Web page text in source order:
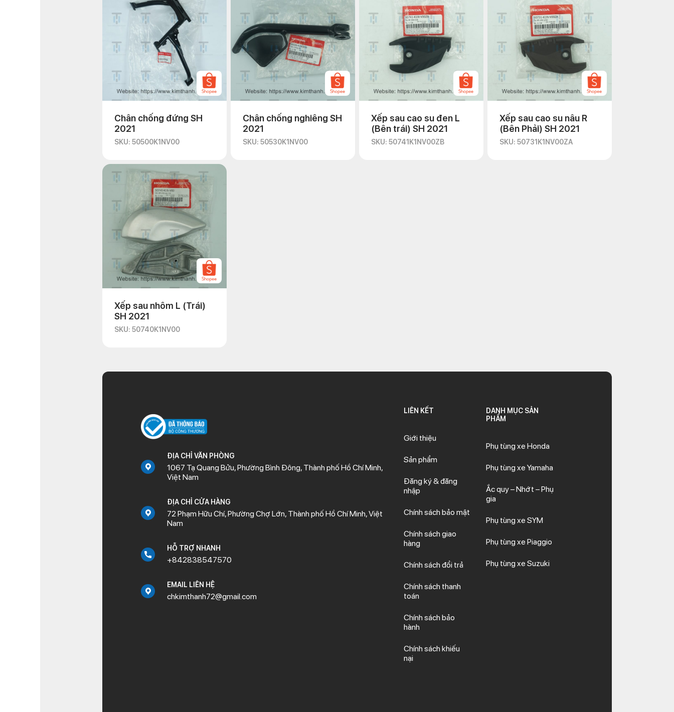
Chân chống đứng SH
2021
SKU: 50500K1NV00
Chân chống nghiêng SH
2021
SKU: 50530K1NV00
Xếp sau cao su đen L
(Bên trái) SH 2021
SKU: 50741K1NV00ZB
Xếp sau cao su nâu R
(Bên Phải) SH 2021
SKU: 50731K1NV00ZA
Xếp sau nhôm L (Trái)
SH 2021
SKU: 50740K1NV00
ĐỊA CHỈ VĂN PHÒNG
1067 Tạ Quang Bửu, Phường Bình Đông, Thành phố Hồ Chí Minh,
Việt Nam
ĐỊA CHỈ CỬA HÀNG
72 Phạm Hữu Chí, Phường Chợ Lớn, Thành phố Hồ Chí Minh, Việt
Nam
HỖ TRỢ NHANH
+842838547570
EMAIL LIÊN HỆ
chkimthanh72@gmail.com
LIÊN KẾT
Giới thiệu
Sản phẩm
Đăng ký & đăng
nhập
Chính sách bảo mật
Chính sách giao
hàng
Chính sách đổi trả
Chính sách thanh
toán
Chính sách bảo
hành
Chính sách khiếu
nại
DANH MỤC SẢN
PHẨM
Phụ tùng xe Honda
Phụ tùng xe Yamaha
Ắc quy – Nhớt – Phụ
gia
Phụ tùng xe SYM
Phụ tùng xe Piaggio
Phụ tùng xe Suzuki